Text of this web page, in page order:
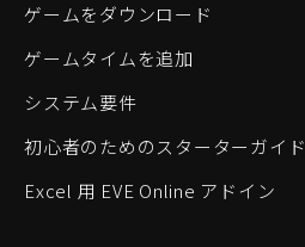
ゲームをダウンロード
ゲームタイムを追加
システム要件
初心者のためのスターターガイド
Excel 用 EVE Online アドイン